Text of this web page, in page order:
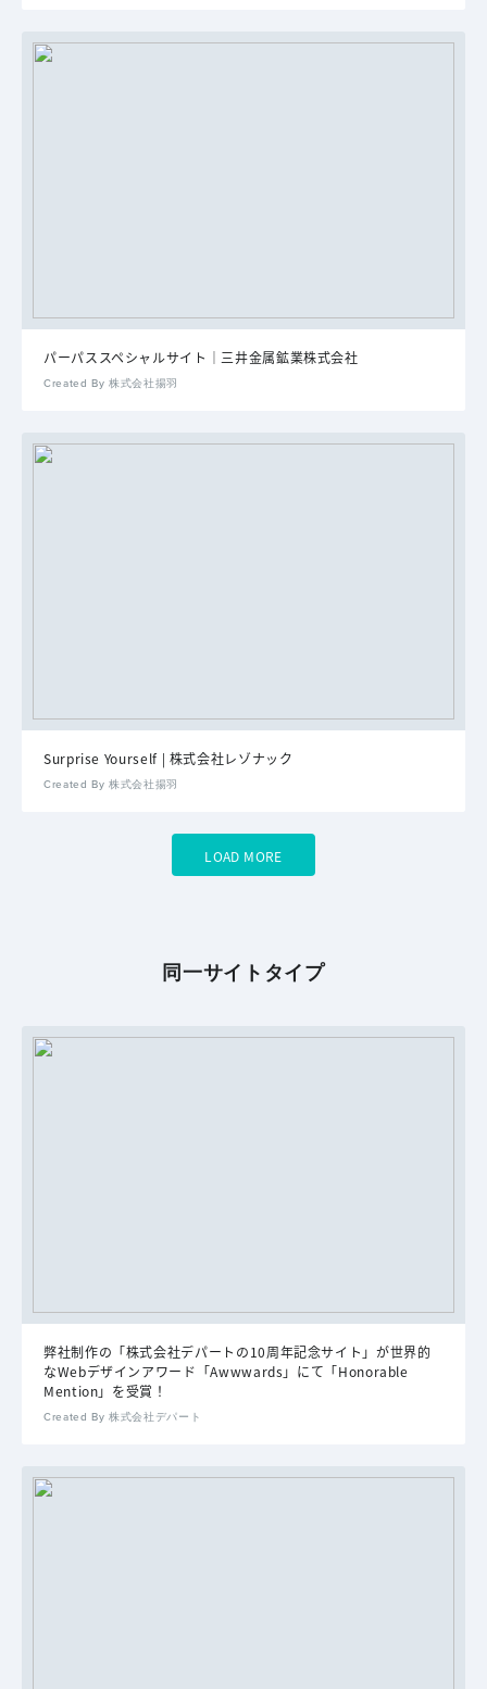
パーパススペシャルサイト｜三井金属鉱業株式会社
Created By 株式会社揚羽
Surprise Yourself | 株式会社レゾナック
Created By 株式会社揚羽
LOAD MORE
同一サイトタイプ
弊社制作の「株式会社デパートの10周年記念サイト」が世界的
なWebデザインアワード「Awwwards」にて「Honorable
Mention」を受賞！
Created By 株式会社デパート